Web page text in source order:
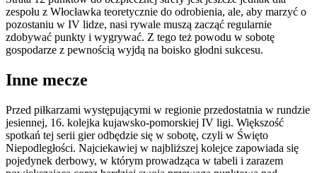
zespołu z Włocławka teoretycznie do odrobienia, ale, aby marzyć o
pozostaniu w IV lidze, nasi rywale muszą zacząć regularnie
zdobywać punkty i wygrywać. Z tego też powodu w sobotę
gospodarze z pewnością wyjdą na boisko głodni sukcesu.
Inne mecze
Przed piłkarzami występującymi w regionie przedostatnia w rundzie
jesiennej, 16. kolejka kujawsko-pomorskiej IV ligi. Większość
spotkań tej serii gier odbędzie się w sobotę, czyli w Święto
Niepodległości. Najciekawiej w najbliższej kolejce zapowiada się
pojedynek derbowy, w którym prowadząca w tabeli i zarazem